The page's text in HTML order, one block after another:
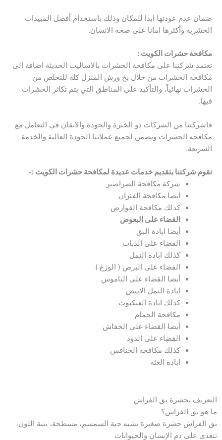
ضمان عدم عودتها ابدا للمكان وذلك باستخدام أفضل المبيدات
الحشرية وأكثرها امانا على صحة الانسان.
مكافحة حشرات الكويت :
تعتمد شركتنا على مكافحة الحشرات بالاساليب الحديثة اضافة الى
مكافحة الحشرات من خلال بخ ورش المنزل كله للتخلص من
الحشرات نهائياً، والتأكيد على المناطق التي يتم تكاثر الحشرات
فيها.
فاشركتنا من الشركات ذو الخبرة والجودة والاتقان في التعامل مع
مكافحه الحشرات ونضمن لجميع عملائنا الجودة العالية والخدمة
السريعة.
تقوم شركتنا بتقديم خدمات عديدة لمكافحة حشرات الكويت :-
شركة مكافحة الصراصير
أيضا مكافحة الفئران
كذلك مكافحة القوارض
القضاء على البعوض
أيضا ابادة البق
القضاء على الذباب
كذلك ابادة النمل
القضاء على البرص ( الوزغ )
أيضا القضاء على الناموس
ابادة النمل الابيض
كذلك ابادة العنكبوت
مكافحة الحمام
أيضا القضاء على الخفاش
القضاء على الدود
كذلك مكافحة الخنافس
ابادة العثة
التعريف بحشرة بق الفراش
ما هو بق الفراش؟
بق الفراش حشرة صغيرة تشبه حبة السمسم، مسطحة، بنية اللون،
تتغذى على دم الإنسان والحيوانات